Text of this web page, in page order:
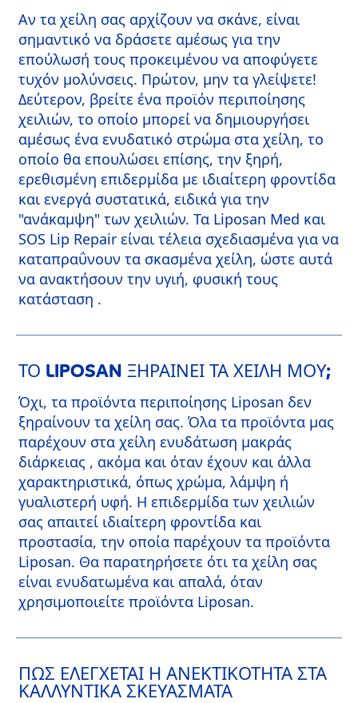
Αν τα χείλη σας αρχίζουν να σκάνε, είναι
σημαντικό να δράσετε αμέσως για την
επούλωσή τους προκειμένου να αποφύγετε
τυχόν μολύνσεις. Πρώτον, μην τα γλείψετε!
Δεύτερον, βρείτε ένα προϊόν περιποίησης
χειλιών, το οποίο μπορεί να δημιουργήσει
αμέσως ένα ενυδατικό στρώμα στα χείλη, το
οποίο θα επουλώσει επίσης, την ξηρή,
ερεθισμένη επιδερμίδα με ιδιαίτερη φροντίδα
και ενεργά συστατικά, ειδικά για την
"ανάκαμψη" των χειλιών. Τα Liposan Med και
SOS Lip Repair είναι τέλεια σχεδιασμένα για να
καταπραΰνουν τα σκασμένα χείλη, ώστε αυτά
να ανακτήσουν την υγιή, φυσική τους
κατάσταση .
ΤΟ LIPOSAN ΞΗΡΑΊΝΕΙ ΤΑ ΧΕΊΛΗ ΜΟΥ;
Όχι, τα προϊόντα περιποίησης Liposan δεν
ξηραίνουν τα χείλη σας. Όλα τα προϊόντα μας
παρέχουν στα χείλη ενυδάτωση μακράς
διάρκειας , ακόμα και όταν έχουν και άλλα
χαρακτηριστικά, όπως χρώμα, λάμψη ή
γυαλιστερή υφή. Η επιδερμίδα των χειλιών
σας απαιτεί ιδιαίτερη φροντίδα και
προστασία, την οποία παρέχουν τα προϊόντα
Liposan. Θα παρατηρήσετε ότι τα χείλη σας
είναι ενυδατωμένα και απαλά, όταν
χρησιμοποιείτε προϊόντα Liposan.
ΠΩΣ ΕΛΈΓΧΕΤΑΙ Η ΑΝΕΚΤΙΚΌΤΗΤΑ ΣΤΑ
ΚΑΛΛΥΝΤΙΚΆ ΣΚΕΥΆΣΜΑΤΑ